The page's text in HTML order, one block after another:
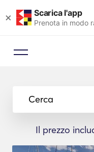
× Scarica l'app
Prenota in modo
Cerca
Il prezzo